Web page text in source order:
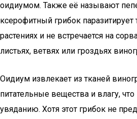
оидиумом. Также её называют
ксерофитный грибок
растениях и не встречается на
листьях, ветвях или гроздьях
Оидиум извлекает из тканей
питательные вещества и влагу,
увяданию. Хотя этот грибок не